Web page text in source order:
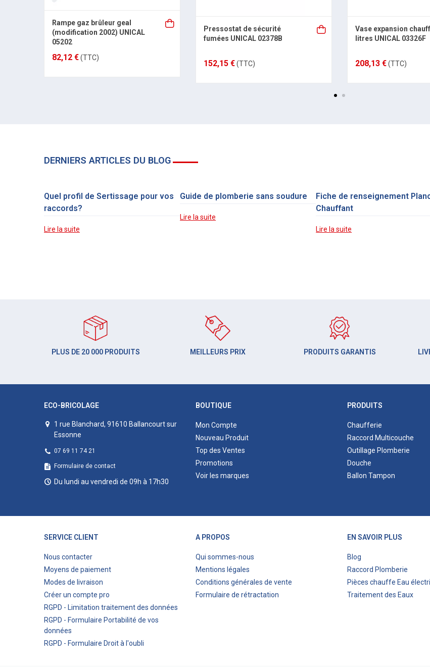
Rampe gaz brûleur geal
(modification 2002) UNICAL
05202
82,12 €(TTC)
Pressostat de sécurité
fumées UNICAL 02378B
152,15 €(TTC)
Vase expansion
litres UNICAL 03326F
208,13 €(TTC)
DERNIERS ARTICLES DU BLOG
Quel profil de Sertissage pour vos
raccords?
Lire la suite
Guide de plomberie sans soudure
Lire la suite
Fiche de renseignement
Chauffant
Lire la suite
PLUS DE 20 000 PRODUITS MEILLEURS PRIX PRODUITS GARANTIS
ECO-BRICOLAGE
1 rue Blanchard, 91610 Ballancourt sur
Essonne
07 69 11 74 21
Formulaire de contact
Du lundi au vendredi de 09h à 17h30
BOUTIQUE
Mon Compte
Nouveau Produit
Top des Ventes
Promotions
Voir les marques
PRODUITS
Chaufferie
Raccord Multicouche
Outillage Plomberie
Douche
Ballon Tampon
SERVICE CLIENT
Nous contacter
Moyens de paiement
Modes de livraison
Créer un compte pro
RGPD - Limitation traitement des données
RGPD - Formulaire Portabilité de vos
données
RGPD - Formulaire Droit à l'oubli
A PROPOS
Qui sommes-nous
Mentions légales
Conditions générales de vente
Formulaire de rétractation
EN SAVOIR PLUS
Blog
Raccord Plomberie
Pièces chauffe Eau
Traitement des Eaux